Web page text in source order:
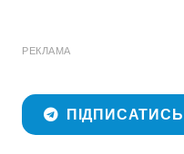
РЕКЛАМА
ПІДПИСАТИСЬ